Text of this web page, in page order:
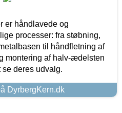
er håndlavede og
processer: fra støbning,
til håndfletning af
montering af halv-ædelsten
se deres udvalg.
DyrbergKern.dk